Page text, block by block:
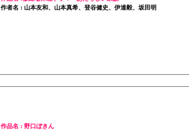
作者名 : 山本友和、山本真希、登谷健史、伊達毅、坂田明
作品名 : 野口ぼきん